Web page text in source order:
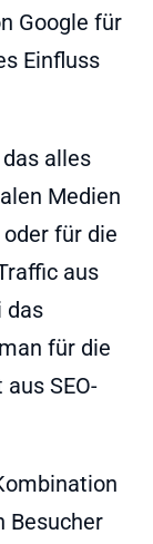
Google für
Einfluss
alles
Medien
für die
aus
das
für die
SEO-
Besucher